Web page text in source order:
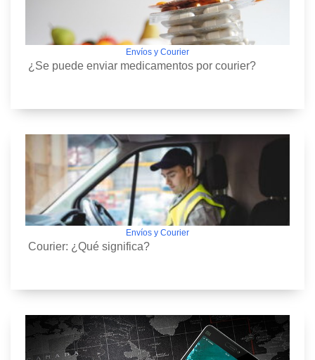
Envíos y Courier
¿Se puede enviar medicamentos por courier?
Envíos y Courier
Courier: ¿Qué significa?